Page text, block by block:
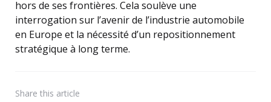
hors de ses frontières. Cela soulève une
interrogation sur l’avenir de l’industrie automobile
en Europe et la nécessité d’un repositionnement
stratégique à long terme.
Share this article